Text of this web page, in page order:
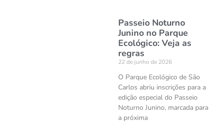
Passeio Noturno
Junino no Parque
Ecológico: Veja as
regras
22 de junho de 2026
O Parque Ecológico de São
Carlos abriu inscrições para a
edição especial do Passeio
Noturno Junino, marcada para
a próxima